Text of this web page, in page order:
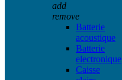
add
remove
Batterie
acoustique
Batterie
electronique
Caisse